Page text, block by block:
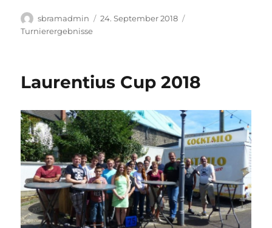
Autor
sbramadmin
Veröffentlicht
24. September 2018
Turnierergebnisse
Laurentius Cup 2018